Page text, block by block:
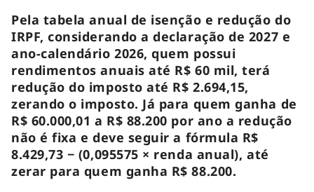
Pela tabela anual de isenção e redução do
IRPF, considerando a declaração de 2027 e
ano-calendário 2026, quem possui
rendimentos anuais até R$ 60 mil, terá
redução do imposto até R$ 2.694,15,
zerando o imposto. Já para quem ganha de
R$ 60.000,01 a R$ 88.200 por ano a redução
não é fixa e deve seguir a fórmula R$
8.429,73 − (0,095575 × renda anual), até
zerar para quem ganha R$ 88.200.